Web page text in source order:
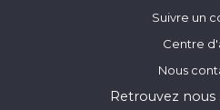
Suivre un
Centre
Nous
Retrouvez nous